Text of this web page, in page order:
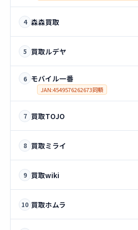
4 森森買取
5 買取ルデヤ
6 モバイル一番
JAN:4549576262673同額
7 買取TOJO
8 買取ミライ
9 買取wiki
10 買取ホムラ